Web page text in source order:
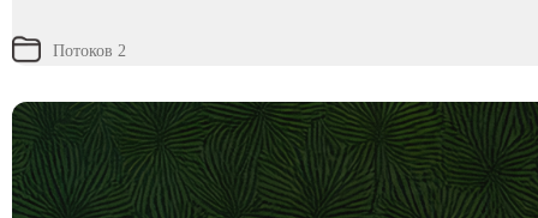
Потоков 2